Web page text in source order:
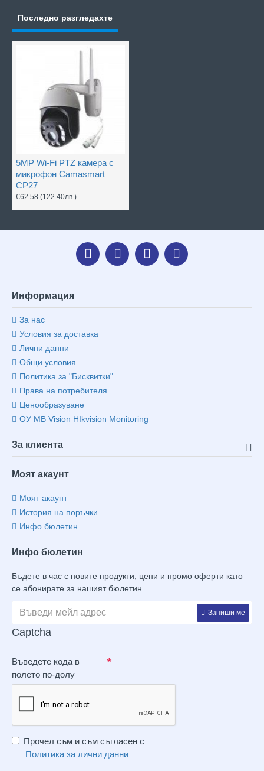
Последно разгледахте
5MP Wi-Fi PTZ камера с
микрофон Camasmart
CP27
€62.58 (122.40лв.)
Информация
За нас
Условия за доставка
Лични данни
Общи условия
Политика за "Бисквитки"
Права на потребителя
Ценообразуване
ОУ MB Vision HIkvision Monitoring
За клиента
Моят акаунт
Моят акаунт
История на поръчки
Инфо бюлетин
Инфо бюлетин
Бъдете в час с новите продукти, цени и промо оферти като
се абонирате за нашият бюлетин
Запиши ме
Captcha
Въведете кода в
полето по-долу
Прочел съм и съм съгласен с
Политика за лични данни